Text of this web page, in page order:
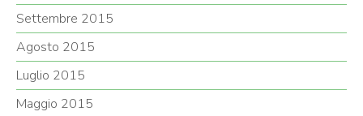
Settembre 2015
Agosto 2015
Luglio 2015
Maggio 2015